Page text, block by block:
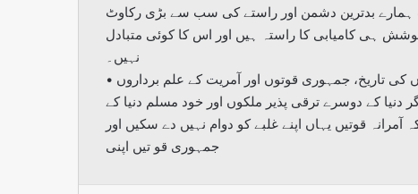
بدترین دشمن اور راستے کی سب سے بڑی رکاوٹ
ہی کامیابی کا راستہ ہیں اور اس کا کوئی متبادل
نہیں۔
• جمہوری قوتوں اور آمریت میں کش مکش: گذشتہ ۷۰ برسوں کی تاریخ، جمہوری قوتوں اور آمریت کے علم برداروں
کے دوسرے ترقی پذیر ملکوں اور خود مسلم دنیا کے
آمرانہ قوتیں یہاں اپنے غلبے کو دوام نہیں دے سکیں اور
جمہوری قو تیں اپنی